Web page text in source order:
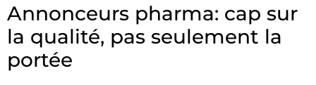
Annonceurs pharma: cap sur
la qualité, pas seulement la
portée